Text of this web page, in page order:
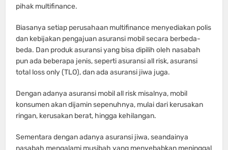
pihak multifinance.
Biasanya setiap perusahaan multifinance menyediakan polis
dan kebijakan pengajuan asuransi mobil secara berbeda-
beda. Dan produk asuransi yang bisa dipilih oleh nasabah
pun ada beberapa jenis, seperti asuransi all risk, asuransi
total loss only (TLO), dan ada asuransi jiwa juga.
Dengan adanya asuransi mobil all risk misalnya, mobil
konsumen akan dijamin sepenuhnya, mulai dari kerusakan
ringan, kerusakan berat, hingga kehilangan.
Sementara dengan adanya asuransi jiwa, seandainya
nasabah mengalami musibah yang menyebabkan meninggal